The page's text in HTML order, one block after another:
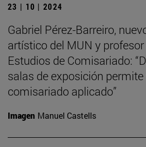
23 | 10 | 2024
Gabriel Pérez-Barreiro,
artístico del MUN y
Estudios de Comisariado:
salas de exposición permite
comisariado aplicado”
Imagen Manuel Castells